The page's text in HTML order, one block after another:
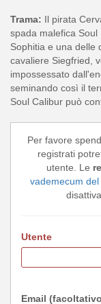
Trama: Il pirata
spada malefica
Sophitia e una delle
cavaliere Siegfried,
impossessato
seminando così il
Soul Calibur può
Per favore
registrati
utente. Le
vademecum
Utente
Email